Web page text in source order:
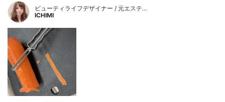
ビューティライフデザイナー / 元エステ…
ICHIMI